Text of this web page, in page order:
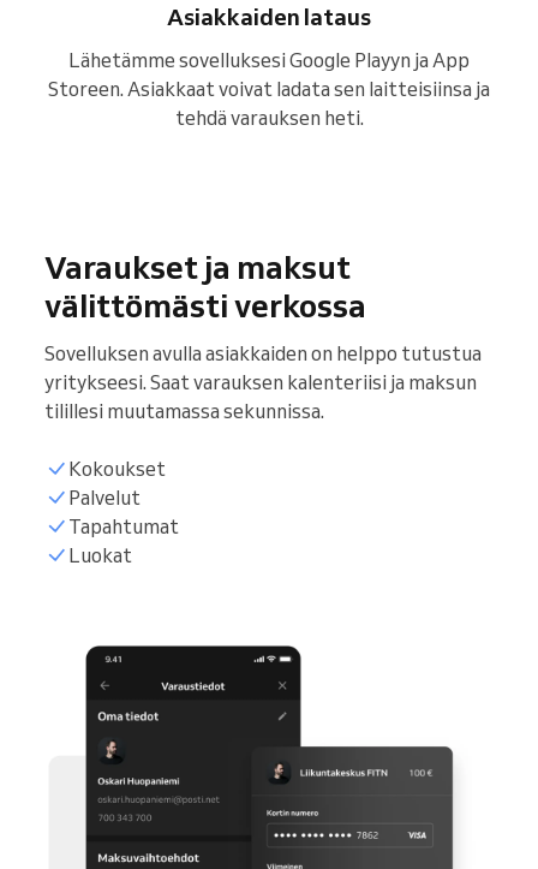
Asiakkaiden lataus
Lähetämme sovelluksesi Google Playyn ja App
Storeen. Asiakkaat voivat ladata sen laitteisiinsa ja
tehdä varauksen heti.
Varaukset ja maksut
välittömästi verkossa
Sovelluksen avulla asiakkaiden on helppo tutustua
yritykseesi. Saat varauksen kalenteriisi ja maksun
tilillesi muutamassa sekunnissa.
Kokoukset
Palvelut
Tapahtumat
Luokat